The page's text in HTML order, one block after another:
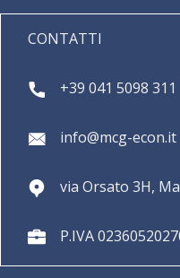
CONTATTI
+39 041 5098 311
info@mcg-econ.it
via Orsato 3H,
P.IVA